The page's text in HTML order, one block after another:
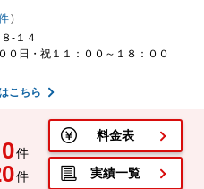
)
-１４
０日・祝１１：００～１８：００
こちら
0件
件
料金表
実績一覧